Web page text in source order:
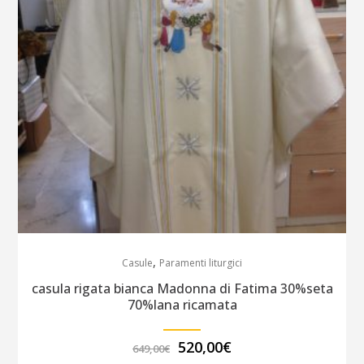
Casule, Paramenti liturgici
casula rigata bianca Madonna di Fatima 30%seta
70%lana ricamata
649,00€
Il
520,00€Il